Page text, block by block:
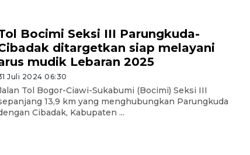
Bocimi Seksi III Parungkuda-
ditargetkan siap melayani
mudik Lebaran 2025
Juli 2024 06:30
Tol Bogor-Ciawi-Sukabumi (Bocimi) Seksi III
13,9 km yang menghubungkan Parungkuda
Cibadak, Kabupaten ...